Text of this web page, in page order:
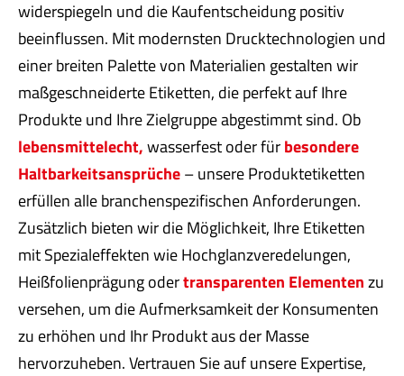
widerspiegeln und die Kaufentscheidung positiv
beeinflussen. Mit modernsten Drucktechnologien und
einer breiten Palette von Materialien gestalten wir
maßgeschneiderte Etiketten, die perfekt auf Ihre
Produkte und Ihre Zielgruppe abgestimmt sind. Ob
lebensmittelecht,wasserfest oder fürbesondere
Haltbarkeitsansprüche– unsere Produktetiketten
erfüllen alle branchenspezifischen Anforderungen.
Zusätzlich bieten wir die Möglichkeit, Ihre Etiketten
mit Spezialeffekten wie Hochglanzveredelungen,
Heißfolienprägung odertransparenten Elementenzu
versehen, um die Aufmerksamkeit der Konsumenten
zu erhöhen und Ihr Produkt aus der Masse
hervorzuheben. Vertrauen Sie auf unsere Expertise,